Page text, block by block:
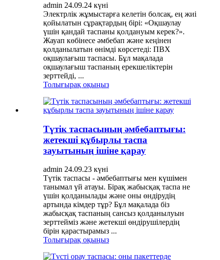
admin 24.09.24 күні
Электрлік жұмыстарға келетін болсақ, ең жиі
қойылатын сұрақтардың бірі: «Оқшаулау
үшін қандай таспаны қолдануым керек?».
Жауап көбінесе әмбебап және кеңінен
қолданылатын өнімді көрсетеді: ПВХ
оқшаулағыш таспасы. Бұл мақалада
оқшаулағыш таспаның ерекшеліктерін
зерттейді, ...
Толығырақ оқыңыз
Түтік таспасының әмбебаптығы:
жетекші құбырлы таспа
зауытының ішіне қарау
admin 24.09.23 күні
Түтік таспасы - әмбебаптығы мен күшімен
танымал үй атауы. Бірақ жабысқақ таспа не
үшін қолданылады және оны өндірудің
артында кімдер тұр? Бұл мақалада біз
жабысқақ таспаның сансыз қолданылуын
зерттейміз және жетекші өндірушілердің
бірін қарастырамыз ...
Толығырақ оқыңыз